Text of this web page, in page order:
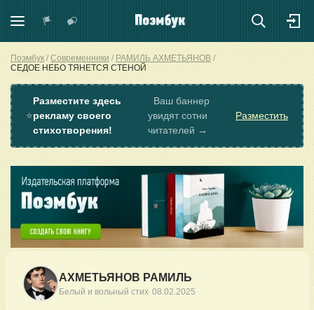
Поэмбук Современники
РАМИЛЬ АХМЕТЬЯНОВ
СЕДОЕ НЕБО ТЯНЕТСЯ СТЕНОЙ
⭐
Разместите здесь
рекламу своего
стихотворения!
Ваш баннер
увидят сотни
читателей →
Разместить
АХМЕТЬЯНОВ РАМИЛЬ
Белый и вольный стих·08.02.2025